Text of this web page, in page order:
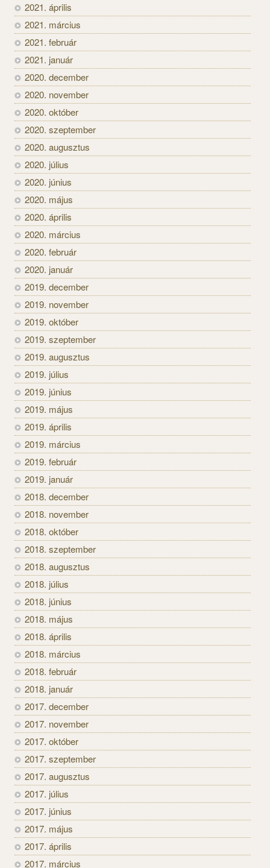
2021. április
2021. március
2021. február
2021. január
2020. december
2020. november
2020. október
2020. szeptember
2020. augusztus
2020. július
2020. június
2020. május
2020. április
2020. március
2020. február
2020. január
2019. december
2019. november
2019. október
2019. szeptember
2019. augusztus
2019. július
2019. június
2019. május
2019. április
2019. március
2019. február
2019. január
2018. december
2018. november
2018. október
2018. szeptember
2018. augusztus
2018. július
2018. június
2018. május
2018. április
2018. március
2018. február
2018. január
2017. december
2017. november
2017. október
2017. szeptember
2017. augusztus
2017. július
2017. június
2017. május
2017. április
2017. március